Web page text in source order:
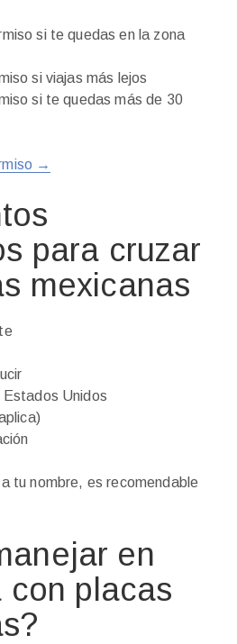
si te quedas en la zona
si viajas más lejos
si te quedas más de 30
→
para cruzar
mexicanas
Estados Unidos
tu nombre, es recomendable
en
con placas